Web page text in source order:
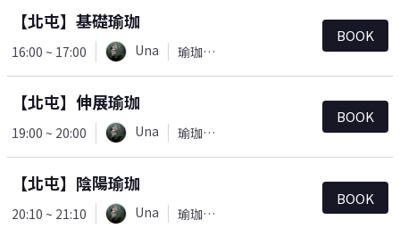
【北屯】基礎瑜珈
16:00 ~ 17:00 Una 瑜珈＆皮拉提斯
BOOK
【北屯】伸展瑜珈
19:00 ~ 20:00 Una 瑜珈＆皮拉提斯
BOOK
【北屯】陰陽瑜珈
20:10 ~ 21:10 Una 瑜珈＆皮拉提斯
BOOK